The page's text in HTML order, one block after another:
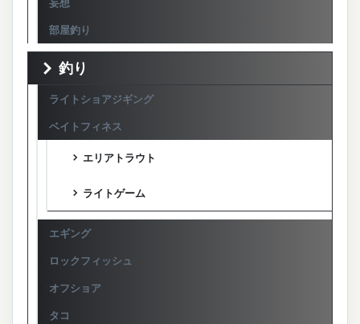
妄想
部屋釣り
釣り
ライトショアジギング
ベイトフィネス
エリアトラウト
ライトゲーム
エギング
ロックフィッシュ
オフショア
タコ